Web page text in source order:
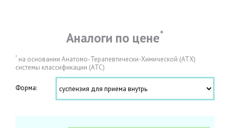
Аналоги по цене*
* на основании Анатомо-Терапевтически-Химической (АТХ)
системы классификации (АТС)
Форма: